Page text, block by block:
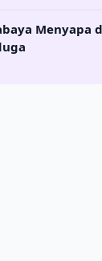
Menyapa